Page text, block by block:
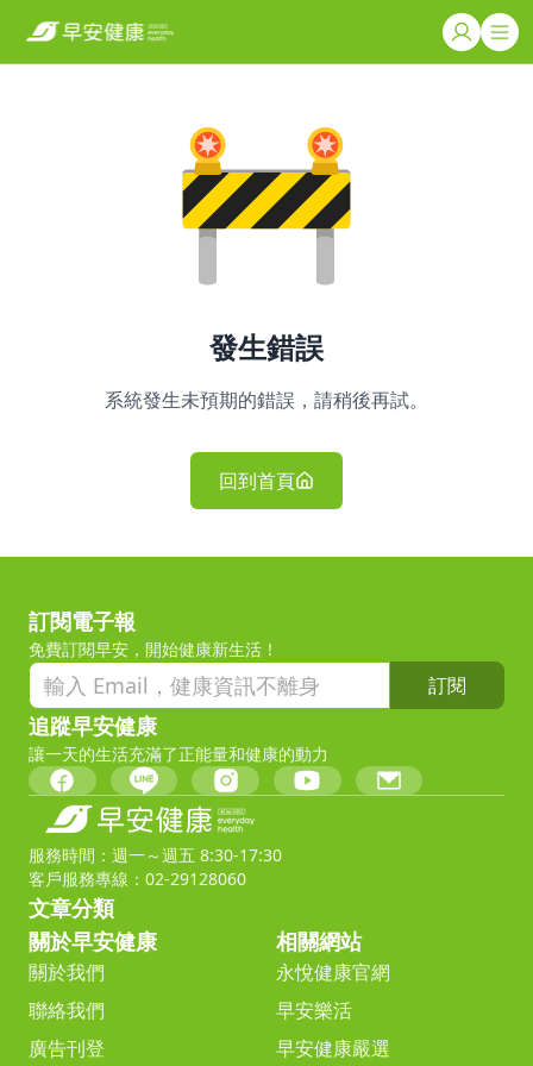
發生錯誤
系統發生未預期的錯誤，請稍後再試。
回到首頁
訂閱電子報
免費訂閱早安，開始健康新生活！
訂閱
追蹤早安健康
讓一天的生活充滿了正能量和健康的動力
服務時間：週一～週五 8:30-17:30
客戶服務專線：02-29128060
文章分類
關於早安健康
關於我們
聯絡我們
廣告刊登
相關網站
永悅健康官網
早安樂活
早安健康嚴選